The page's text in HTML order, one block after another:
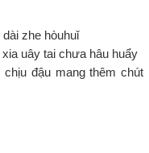
zhe hòuhuǐ
uây tai chưa hâu huẩy
đậu mang thêm chút